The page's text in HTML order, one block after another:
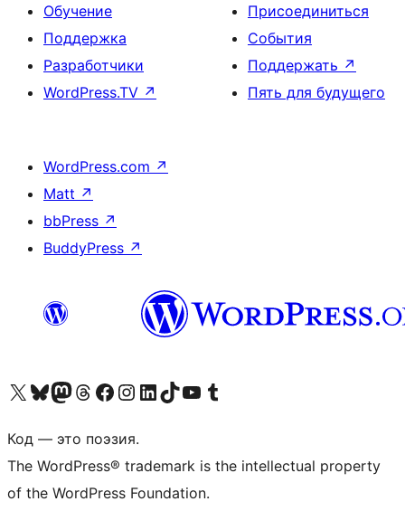
Обучение
Поддержка
Разработчики
WordPress.TV ↗
Присоединиться
События
Поддержать ↗
Пять для будущего
WordPress.com ↗
Matt ↗
bbPress ↗
BuddyPress ↗
Посетите нас в X (ранее Twitter)
Посетите нашу учётную запись в Bluesky
Посетите нашу ленту в Mastodon
Посетите нашу учётную запись в Threads
Посетите нашу страницу на Facebook
Посетите наш Instagram
Посетите нашу страницу в LinkedIn
Посетите нашу учётную запись в TikTok
Посетите наш канал YouTube
Посетите нашу учётную запись в Tumblr
Код — это поэзия.
The WordPress® trademark is the intellectual property
of the WordPress Foundation.